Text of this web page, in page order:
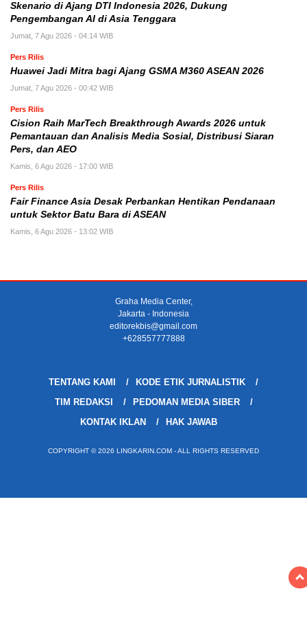
Skenario di Ajang DTI Indonesia 2026, Dukung
Pengembangan AI di Asia Tenggara
Jumat, 7 Agu 2026 - 04:14 WIB
Pers Rilis
Huawei Jadi Mitra bagi Ajang GSMA M360 ASEAN 2026
Jumat, 7 Agu 2026 - 00:42 WIB
Pers Rilis
Cision Raih MarTech Breakthrough Awards 2026 untuk
Pemantauan dan Analisis Media Sosial, Distribusi Siaran
Pers, dan AEO
Kamis, 6 Agu 2026 - 17:00 WIB
Pers Rilis
Fair Finance Asia Desak Perbankan Hentikan Pendanaan
untuk Sektor Batu Bara di ASEAN
Kamis, 6 Agu 2026 - 13:02 WIB
Graha Media Center,
Jakarta - Indonesia
editorekbis@gmail.com
+628557777888
TENTANG KAMI
KODE ETIK JURNALISTIK
TIM REDAKSI
PEDOMAN MEDIA SIBER
KONTAK IKLAN
HAK JAWAB
COPYRIGHT © 2026 LINGKARIN.COM - ALL RIGHTS RESERVED